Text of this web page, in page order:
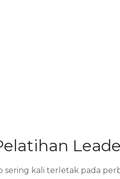
kali terletak pada